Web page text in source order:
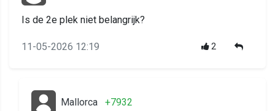
Is de 2e plek niet belangrijk?
11-05-2026 12:19 2
Mallorca +7932